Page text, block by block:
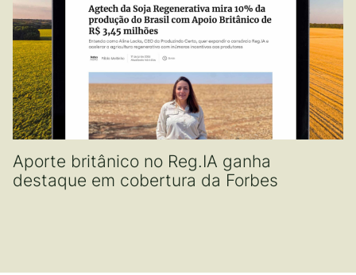
Aporte britânico no Reg.IA ganha
destaque em cobertura da Forbes